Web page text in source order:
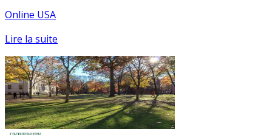
Online USA
Lire la suite